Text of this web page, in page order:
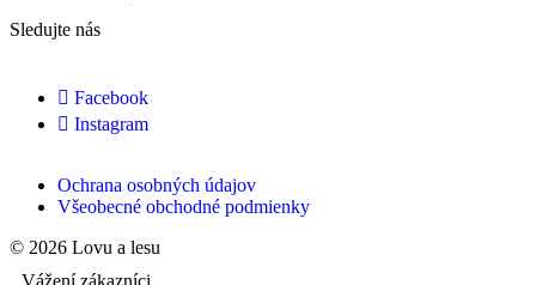
Sledujte nás
Facebook
Instagram
© 2026 Lovu a lesu
Ochrana osobných údajov
Všeobecné obchodné podmienky
Vážení zákazníci